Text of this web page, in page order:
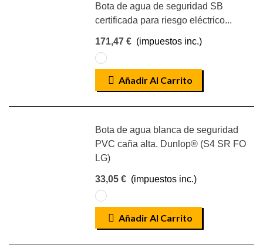
Bota de agua de seguridad SB
certificada para riesgo eléctrico...
171,47 € (impuestos inc.)
BLANCO
Añadir Al Carrito
Bota de agua blanca de seguridad
PVC caña alta. Dunlop® (S4 SR FO
LG)
33,05 € (impuestos inc.)
BLANCO
Añadir Al Carrito